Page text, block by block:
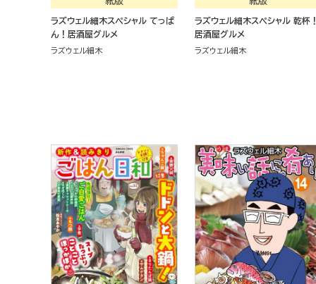
ラズウェル細木スペシャル てっぱ
ん！居酒屋グルメ
ラズウェル細木
ラズウェル細木スペシャル 乾杯
居酒屋グルメ
ラズウェル細木